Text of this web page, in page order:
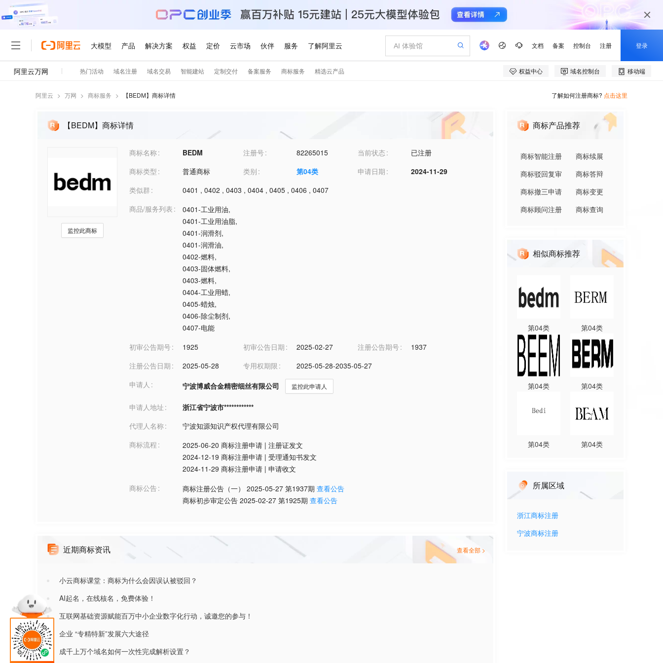
阿里云 > 万网 > 商标服务 > 【BEDM】商标详情 了解如何注册商标? 点击这里
【BEDM】商标详情
监控此商标
商标名称 BEDM 注册号 82265015 当前状态
已注册
商标类型
普通商标 类别 第04类 申请日期
2024-11-29
类似群
0401 , 0402 , 0403 , 0404 , 0405 , 0406 , 0407
商品/服务列表
0401-工业用油,
0401-工业用油脂,
0401-润滑剂,
0401-润滑油,
0402-燃料,
0403-固体燃料,
0403-燃料,
0404-工业用蜡,
0405-蜡烛,
0406-除尘制剂,
0407-电能
初审公告期号
1925 初审公告日期 2025-02-27 注册公告期号
1937
注册公告日期
2025-05-28 专用权期限
2025-05-28-2035-05-27
申请人
宁波博威合金精密细丝有限公司 监控此申请人
申请人地址
浙江省宁波市************
代理人名称
宁波知源知识产权代理有限公司
商标流程
2025-06-20 商标注册申请 | 注册证发文
2024-12-19 商标注册申请 | 受理通知书发文
2024-11-29 商标注册申请 | 申请收文
商标公告
商标注册公告（一） 2025-05-27 第1937期 查看公告
商标初步审定公告 2025-02-27 第1925期 查看公告
近期商标资讯 查看全部 >
小云商标课堂：商标为什么会因误认被驳回？
AI起名，在线核名，免费体验！
互联网基础资源赋能百万中小企业数字化行动，诚邀您的参与！
企业 “专精特新”发展六大途径
成千上万个域名如何一次性完成解析设置？
商标产品推荐
商标智能注册
商标续展
商标驳回复审
商标答辩
商标撤三申请
商标变更
商标顾问注册
商标查询
相似商标推荐
第04类 第04类
第04类 第04类
第04类 第04类
所属区域
浙江商标注册
宁波商标注册